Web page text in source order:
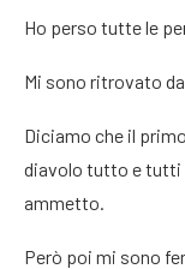
Ho perso tutte le
Mi sono ritrovato
Diciamo che il
diavolo tutto e tutti
ammetto.
Però poi mi sono